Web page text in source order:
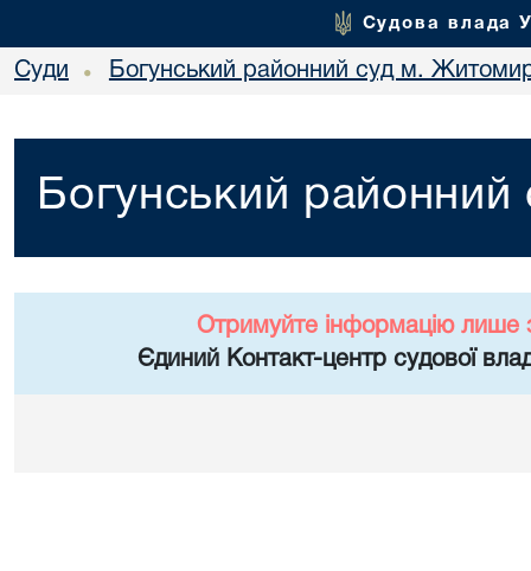
Судова влада
Суди • Богунський районний суд м.
Богунський
Отримуйте інформацію лише
Єдиний Контакт-центр судової